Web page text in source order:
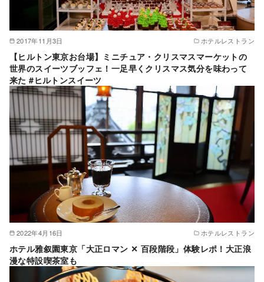
2017年11月3日 ホテルレストラン
【ヒルトン東京お台場】ミニチュア・クリスマスマーケットの
世界のスイーツブッフェ！一足早くクリスマス気分を味わって
来た #ヒルトンスイーツ
2022年4月16日 ホテルレストラン
ホテル雅叙園東京「大正ロマン ✕ 百段階段」体験レポ！大正浪
漫な特設喫茶室も